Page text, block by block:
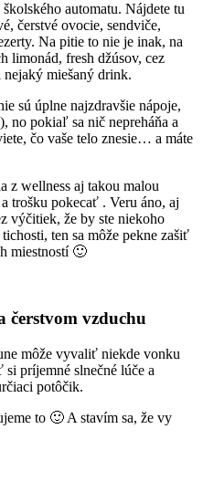
automatu. Nájdete tu
čerstvé ovocie, sendviče,
Na pitie to nie je inak, na
limonád, fresh džúsov, cez
nejaký miešaný drink.
sú úplne najzdravšie nápoje,
no pokiaľ sa nič nepreháňa a
čo vaše telo znesie… a máte
z wellness aj takou malou
trošku pokecať . Veru áno, aj
výčitiek, že by ste niekoho
ten sa môže pekne zašiť
miestností 🙂
čerstvom vzduchu
môže vyvaliť niekde vonku
príjemné slnečné lúče a
potôčik.
to 🙂 A stavím sa, že vy